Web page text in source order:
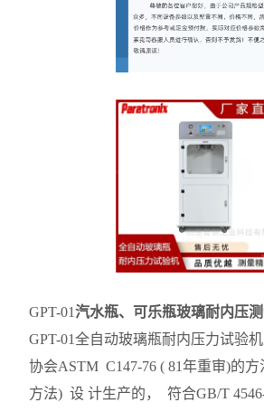
GPT-01汽水瓶、可乐瓶玻璃耐内压
GPT-01全自动玻璃瓶耐内压力试验
协会ASTM C147-76 ( 81年重审)的
方法) 设 计生产的， 符合GB/T